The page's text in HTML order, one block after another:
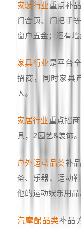
家装行业重点补
门合页、门把手
窗户五金；还有墙
家具行业是平台
招商，同时家具
入。
家居行业重点招
具；2园艺&装饰。
户外运动品类补
备、乐器、运动
他的运动娱乐用品
汽摩配品类补品